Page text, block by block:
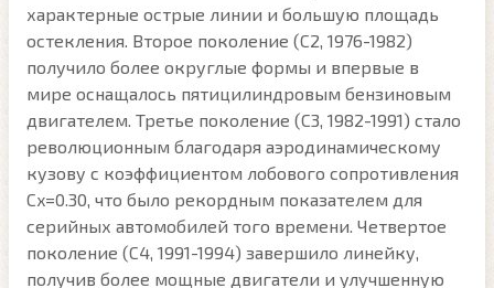
характерные острые линии и большую площадь
остекления. Второе поколение (C2, 1976-1982)
получило более округлые формы и впервые в
мире оснащалось пятицилиндровым бензиновым
двигателем. Третье поколение (C3, 1982-1991) стало
революционным благодаря аэродинамическому
кузову с коэффициентом лобового сопротивления
Cx=0.30, что было рекордным показателем для
серийных автомобилей того времени. Четвертое
поколение (C4, 1991-1994) завершило линейку,
получив более мощные двигатели и улучшенную